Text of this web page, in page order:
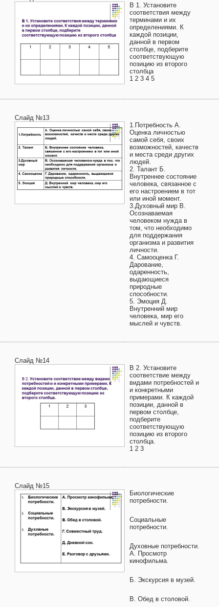
В 1. Установите
соответствия между
терминами и их
определениями. К
каждой позиции,
данной в первом
столбце, подберите
соответствующую
позицию из второго
столбца
1 2 3 4 5
Слайд №13
1.Потребность А.
Оценка личностью
самой себя, своих
возможностей, качеств
и места среди других
людей.
2. Талант Б.
Внутреннее состояние
человека, связанное с
его настроением в тот
или иной момент.
3.Духовный мир В.
Осознаваемая
человеком нужда в
том, что необходимо
для поддержания
организма и развития
личности.
4. Самооценка Г.
Дарование,
одаренность,
выдающиеся
природные
способности.
5. Эмоция Д.
Внутренний мир
человека, мир его
мыслей и чувств.
Слайд №14
В 2. Установите
соответствие между
видами потребностей и
и конкретными
примерами. К каждой
позиции, данной в
первом столбце,
подберите
соответствующую
позицию из второго
столбца.
1 2 3
Слайд №15
Биологические
потребности.
Социальные
потребности.
Духовные потребности.
А. Просмотр
кинофильма.
Б. Экскурсия в музей.
В. Обед в столовой.